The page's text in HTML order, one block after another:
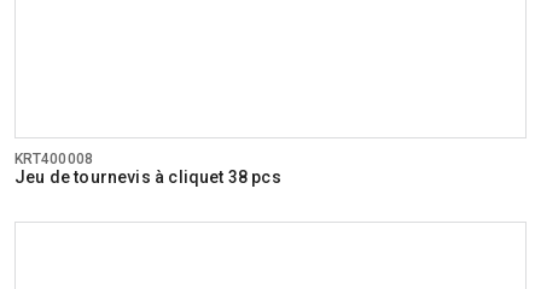
KRT400008
Jeu de tournevis à cliquet 38 pcs